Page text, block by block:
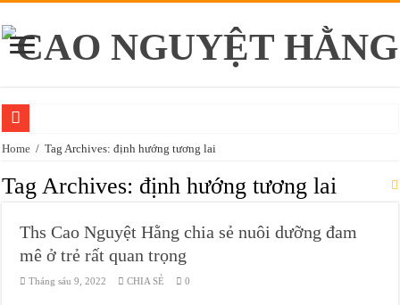
Phạm Thành Long — người Thầy đặc biệt nhất cuộc đời tôi
Niềm vui của người làm nghề sức khỏe: khi một người khỏe lên, tôi thấy mình
Không ai nợ mình một kết quả — câu nói đã đổi cả cuộc đời tôi
Tôi không để lại cho con tài sản — tôi để lại cho con một tiêu chuẩn
Tôi không dạy ai cả — tôi chỉ đi trước và để họ nhìn thấy
Home / Tag Archives: định hướng tương lai
Tag Archives: định hướng tương lai
Ths Cao Nguyệt Hằng chia sẻ nuôi dưỡng đam
mê ở trẻ rất quan trọng
Tháng sáu 9, 2022 CHIA SẺ 0